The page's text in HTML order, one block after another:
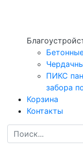
ПИКС
забора
Корзина
Контакты